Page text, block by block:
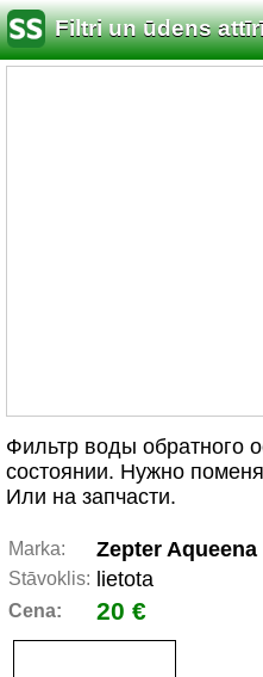
Filtri un ūdens
Фильтр воды обратного
состоянии. Нужно
Или на запчасти.
Marka: Zepter Aqueena
Stāvoklis: lietota
Cena: 20 €